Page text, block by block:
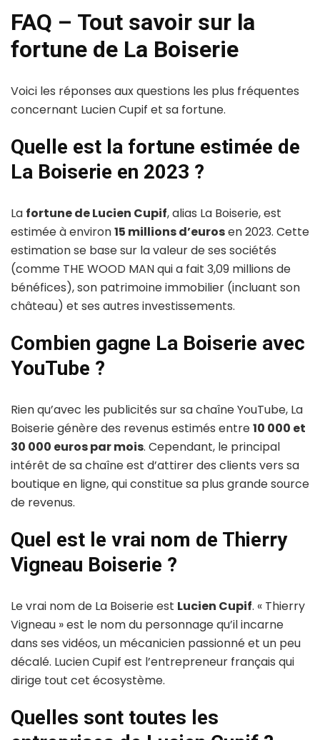
FAQ – Tout savoir sur la
fortune de La Boiserie
Voici les réponses aux questions les plus fréquentes
concernant Lucien Cupif et sa fortune.
Quelle est la fortune estimée de
La Boiserie en 2023 ?
La fortune de Lucien Cupif, alias La Boiserie, est
estimée à environ15 millions d’eurosen 2023. Cette
estimation se base sur la valeur de ses sociétés
(comme THE WOOD MAN qui a fait 3,09 millions de
bénéfices), son patrimoine immobilier (incluant son
château) et ses autres investissements.
Combien gagne La Boiserie avec
YouTube ?
Rien qu’avec les publicités sur sa chaîne YouTube, La
Boiserie génère des revenus estimés entre10 000 et
30 000 euros par mois. Cependant, le principal
intérêt de sa chaîne est d’attirer des clients vers sa
boutique en ligne, qui constitue sa plus grande source
de revenus.
Quel est le vrai nom de Thierry
Vigneau Boiserie ?
Le vrai nom de La Boiserie est Lucien Cupif. « Thierry
Vigneau » est le nom du personnage qu’il incarne
dans ses vidéos, un mécanicien passionné et un peu
décalé. Lucien Cupif est l’entrepreneur français qui
dirige tout cet écosystème.
Quelles sont toutes les